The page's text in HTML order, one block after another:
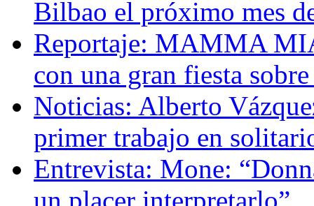
Bilbao el próximo mes
Reportaje: MAMMA
con una gran fiesta
Noticias: Alberto
primer trabajo en
Entrevista: Mone: